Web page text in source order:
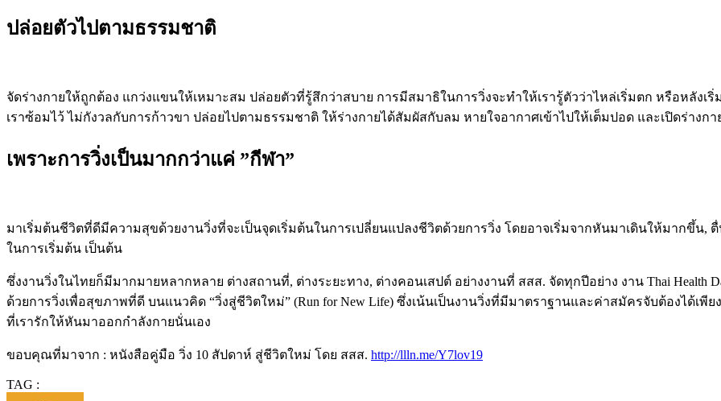
ปล่อยตัวไปตามธรรมชาติ
จัดร่างกายให้ถูกต้อง แกว่งแขนให้เหมาะสม ปล่อยตัวที่รู้สึกว่าสบาย การมีสมาธิในการวิ่งจะทำให้เรารู้ตัวว่าไหล่เริ่มตก หรือหลังเ
เราซ้อมไว้ ไม่กังวลกับการก้าวขา ปล่อยไปตามธรรมชาติ ให้ร่างกายได้สัมผัสกับลม หายใจอากาศเข้าไปให้เต็มปอด และเปิดร่างก
เพราะการวิ่งเป็นมากกว่าแค่ ”กีฬา”
มาเริ่มต้นชีวิตที่ดีมีความสุขด้วยงานวิ่งที่จะเป็นจุดเริ่มต้นในการเปลี่ยนแปลงชีวิตด้วยการวิ่ง โดยอาจเริ่มจากหันมาเดินให้มากขึ้น,
ในการเริ่มต้น เป็นต้น
ซึ่งงานวิ่งในไทยก็มีมากมายหลากหลาย ต่างสถานที่, ต่างระยะทาง, ต่างคอนเสปต์ อย่างงานที่ สสส. จัดทุกปีอย่าง งาน Thai Health
ด้วยการวิ่งเพื่อสุขภาพที่ดี บนแนวคิด “วิ่งสู่ชีวิตใหม่” (Run for New Life) ซึ่งเน้นเป็นงานวิ่งที่มีมาตราฐานและค่าสมัครจับต้องได้เพี
ที่เรารักให้หันมาออกกำลังกายนั่นเอง
ขอบคุณที่มาจาก : หนังสือคู่มือ วิ่ง 10 สัปดาห์ สู่ชีวิตใหม่ โดย สสส. http://llln.me/Y7lov19
TAG :